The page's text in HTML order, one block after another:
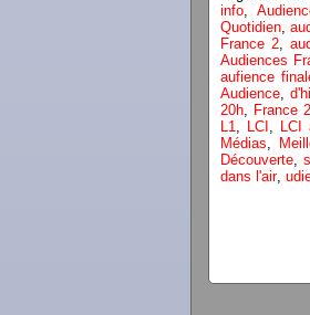
info
Quotidien ,
France 2,
Audiences
aufience
Audience
20h
France
L1
LCI
Médias
Découverte
dans l'air,